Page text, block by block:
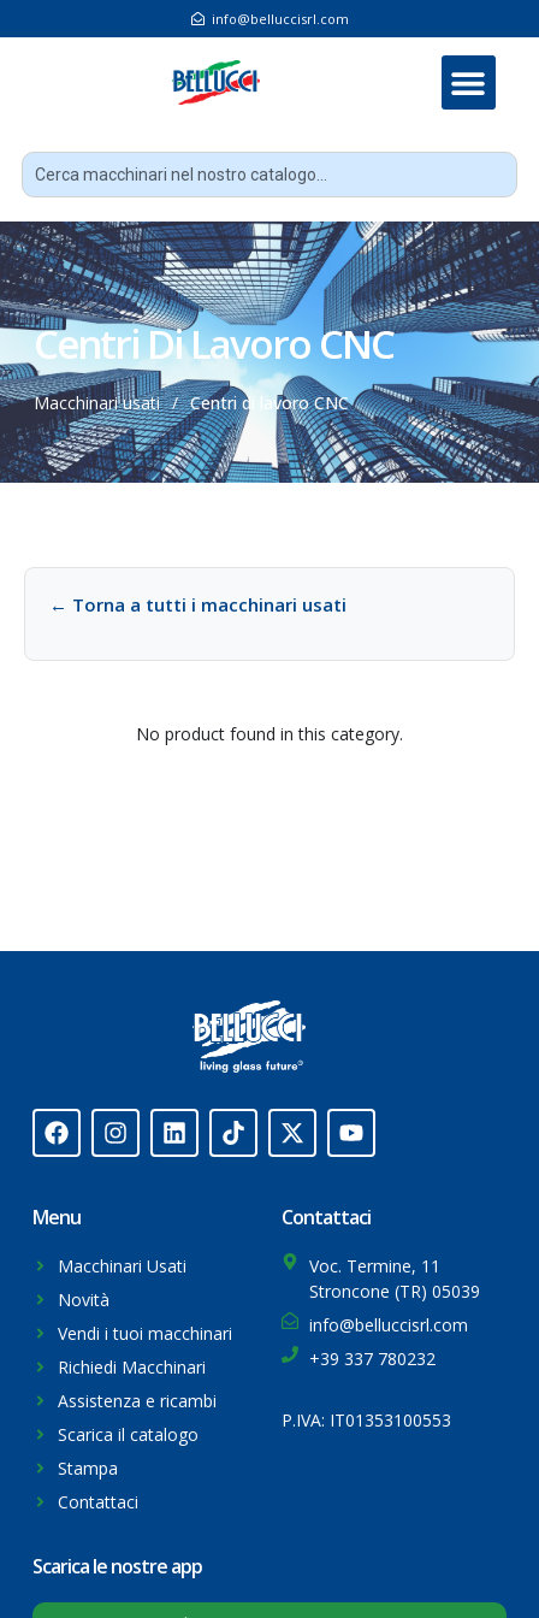
info@belluccisrl.com
Centri Di Lavoro CNC
Macchinari usati / Centri di lavoro CNC
← Torna a tutti i macchinari usati
No product found in this category.
Menu
Macchinari Usati
Novità
Vendi i tuoi macchinari
Richiedi Macchinari
Assistenza e ricambi
Scarica il catalogo
Stampa
Contattaci
Contattaci
Voc. Termine, 11
Stroncone (TR) 05039
info@belluccisrl.com
+39 337 780232
P.IVA: IT01353100553
Scarica le nostre app